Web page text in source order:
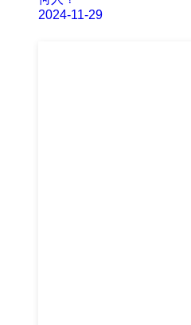
2024-11-29